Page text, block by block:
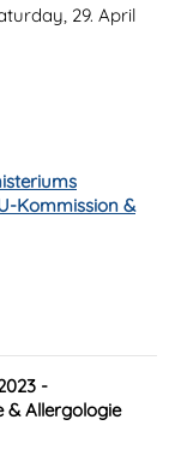
29. April
Kommission &
-
& Allergologie